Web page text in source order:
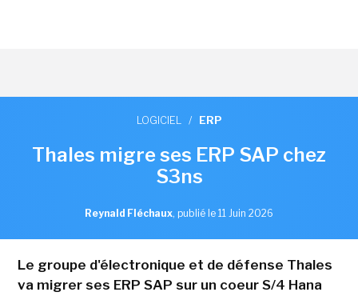
LOGICIEL / ERP
Thales migre ses ERP SAP chez
S3ns
Reynald Fléchaux, publié le 11 Juin 2026
Le groupe d'électronique et de défense Thales
va migrer ses ERP SAP sur un coeur S/4 Hana